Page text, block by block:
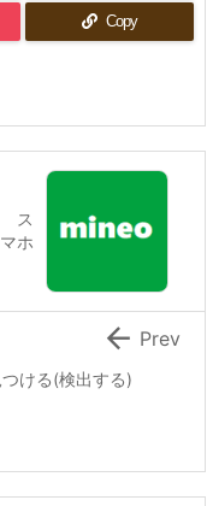
Copy
ス
マホ
つける(検出する)
 Prev